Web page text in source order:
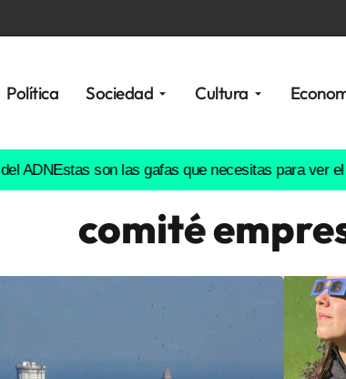
Política Sociedad Cultura
Estas son las gafas que necesitas para ver el
comité